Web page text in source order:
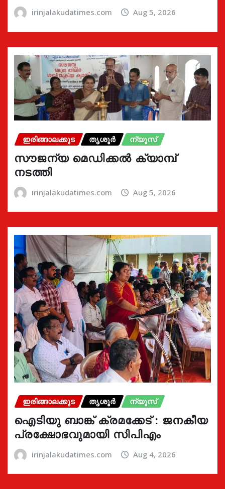
irinjalakudatimes.com Aug 5, 2026
ഇരിങ്ങാലക്കുട തൃശൂർ ന്യൂസ്
സൗജന്യ മെഡിക്കൽ ക്യാമ്പ്
നടത്തി
irinjalakudatimes.com Aug 5, 2026
ഇരിങ്ങാലക്കുട തൃശൂർ ന്യൂസ്
ഐടിയു ബാങ്ക് ക്രമക്കേട് : ജനകീയ
പ്രക്ഷോഭവുമായി സിപിഎം
irinjalakudatimes.com Aug 4, 2026